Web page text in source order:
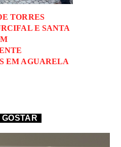
TORRES
E SANTA
EM AGUARELA